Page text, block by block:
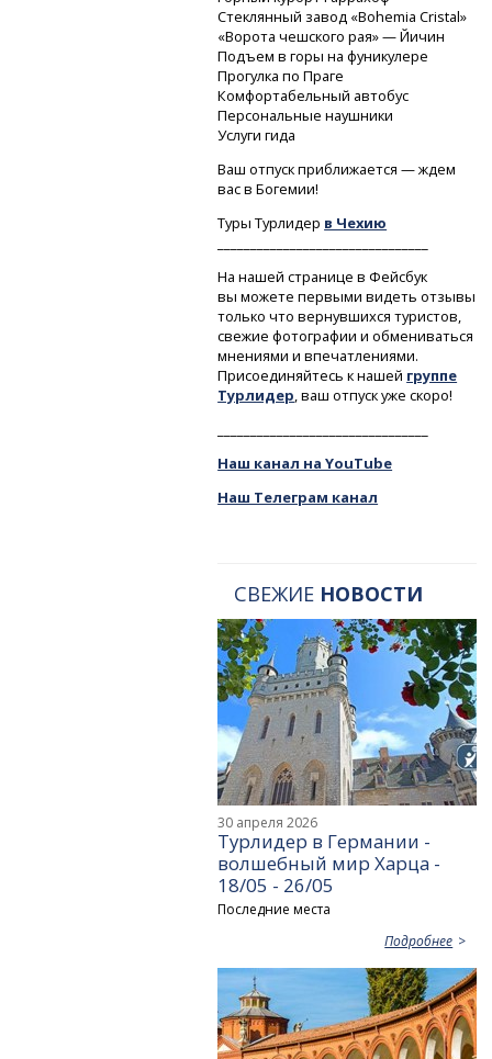
Стеклянный завод «Bo­hemia Cristal»
«Ворота чешского рая» — Йичин
Подъем в горы на фуникулере
Прогулка по Праге
Комфортабельный автобус
Персональные наушники
Услуги гида
Ваш отпуск приближается — ждем
вас в Богемии!
Туры Турлидер в Чехию
На нашей странице в Фейсбук
вы можете первыми видеть отзывы
только что вернувшихся туристов,
свежие фотографии и обмениваться
мнениями и впечатлениями.
Присоединяйтесь к нашей группе
Турлидер, ваш отпуск уже скоро!
Наш канал на YouTube
Наш Телеграм канал
СВЕЖИЕ НОВОСТИ
30 апреля 2026
Турлидер в Германии -
волшебный мир Харца -
18/05 - 26/05
Последние места
Подробнее